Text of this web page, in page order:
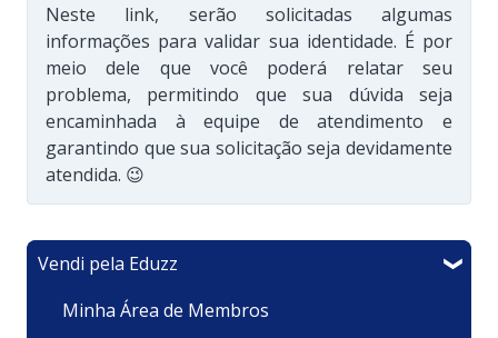
Neste link, serão solicitadas algumas
informações para validar sua identidade. É por
meio dele que você poderá relatar seu
problema, permitindo que sua dúvida seja
encaminhada à equipe de atendimento e
garantindo que sua solicitação seja devidamente
atendida. 😉
Vendi pela Eduzz
Minha Área de Membros